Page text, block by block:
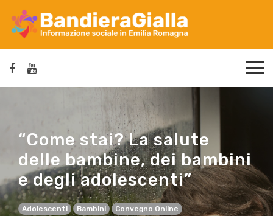
“Come stai? La salute
delle bambine, dei bambini
e degli adolescenti”
Adolescenti Bambini
Convegno Online